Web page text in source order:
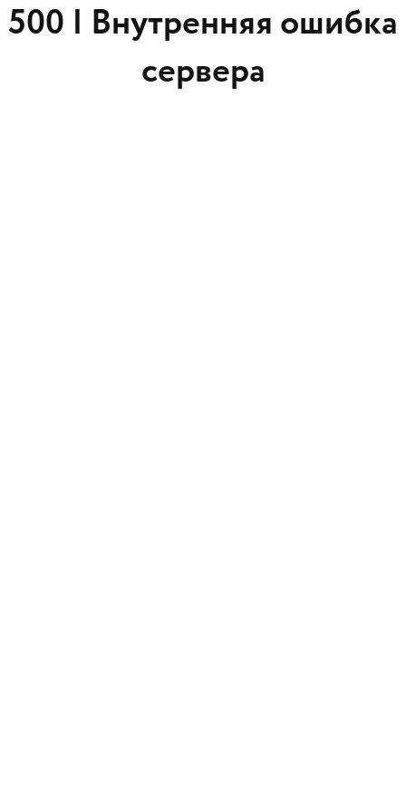
500 | Внутренняя ошибка
сервера